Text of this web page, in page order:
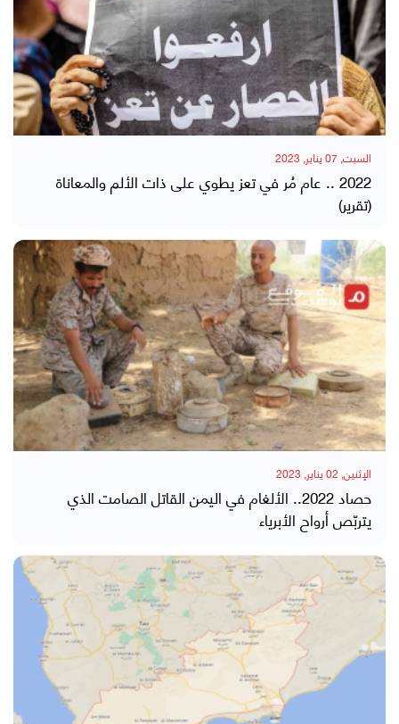
السبت, 07 يناير, 2023
2022 .. عام مُر في تعز يطوي على ذات الألم والمعاناة
(تقرير)
الإثنين, 02 يناير, 2023
حصاد 2022.. الألغام في اليمن القاتل الصامت الذي
يتربّص أرواح الأبرياء